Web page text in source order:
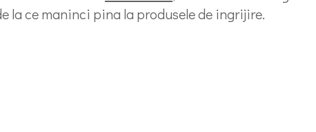
la ce maninci pina la produsele de ingrijire.